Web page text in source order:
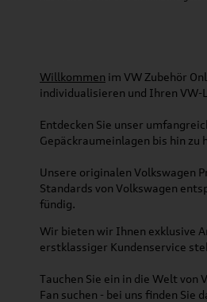
Willkommen im VW Zubehör
individualisieren und Ihren VW-
Entdecken Sie unser
Gepäckraumeinlagen bis hin zu
Unsere originalen Volkswagen
Standards von Volkswagen
fündig.
Wir bieten wir Ihnen exklusive
erstklassiger Kundenservice
Tauchen Sie ein in die Welt von
Fan suchen - bei uns finden Sie